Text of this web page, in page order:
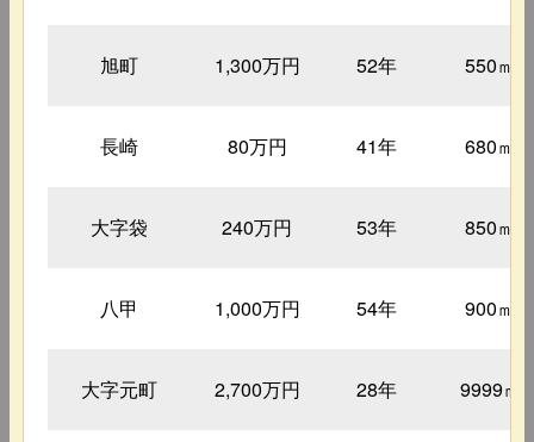
旭町 1,300万円 52年 550㎡
長崎 80万円 41年 680㎡
大字袋 240万円 53年 850㎡
八甲 1,000万円 54年 900㎡
大字元町 2,700万円 28年 9999㎡